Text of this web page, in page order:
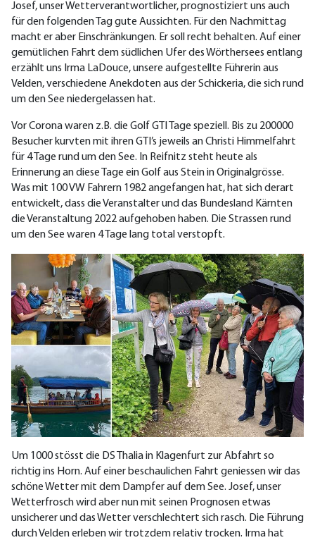
Josef, unser Wetterverantwortlicher, prognostiziert uns auch
für den folgenden Tag gute Aussichten. Für den Nachmittag
macht er aber Einschränkungen. Er soll recht behalten. Auf einer
gemütlichen Fahrt dem südlichen Ufer des Wörthersees entlang
erzählt uns Irma LaDouce, unsere aufgestellte Führerin aus
Velden, verschiedene Anekdoten aus der Schickeria, die sich rund
um den See niedergelassen hat.
Vor Corona waren z.B. die Golf GTI Tage speziell. Bis zu 200000
Besucher kurvten mit ihren GTI’s jeweils an Christi Himmelfahrt
für 4 Tage rund um den See. In Reifnitz steht heute als
Erinnerung an diese Tage ein Golf aus Stein in Originalgrösse.
Was mit 100 VW Fahrern 1982 angefangen hat, hat sich derart
entwickelt, dass die Veranstalter und das Bundesland Kärnten
die Veranstaltung 2022 aufgehoben haben. Die Strassen rund
um den See waren 4 Tage lang total verstopft.
Um 1000 stösst die DS Thalia in Klagenfurt zur Abfahrt so
richtig ins Horn. Auf einer beschaulichen Fahrt geniessen wir das
schöne Wetter mit dem Dampfer auf dem See. Josef, unser
Wetterfrosch wird aber nun mit seinen Prognosen etwas
unsicherer und das Wetter verschlechtert sich rasch. Die Führung
durch Velden erleben wir trotzdem relativ trocken. Irma hat